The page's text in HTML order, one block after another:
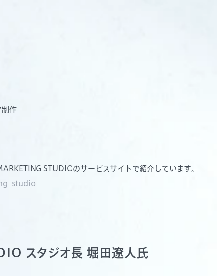
制作
STUDIOのサービスサイトで紹介しています。
スタジオ長 堀田遼人氏